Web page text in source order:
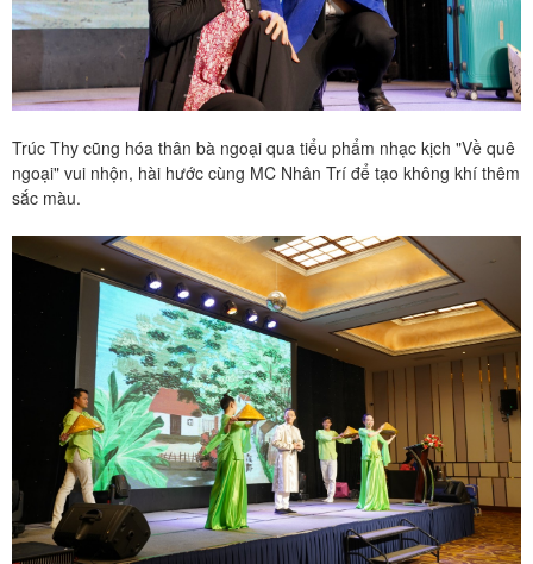
Trúc Thy cũng hóa thân bà ngoại qua tiểu phẩm nhạc kịch "Về quê
ngoại" vui nhộn, hài hước cùng MC Nhân Trí để tạo không khí thêm
sắc màu.